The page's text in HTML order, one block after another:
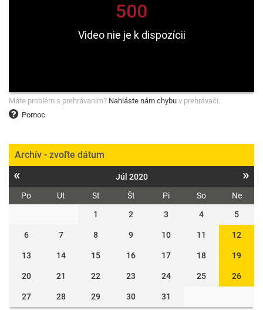
Pomoc
Máte problém s prehrávaním? Nahláste nám chybu v prehrávači.
Archív - zvoľte dátum
« Júl 2020 »
Po Ut St Št Pi So
Ne
1
2 3 4 5
6 7 8 9 10 11 12
13 14 15 16 17 18 19
20 21 22 23 24 25 26
27 28 29 30 31